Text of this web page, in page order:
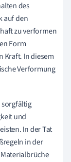
des
auf den
zu verformen
Form
Kraft. In diesem
Verformung
sorgfältig
und
In der Tat
in der